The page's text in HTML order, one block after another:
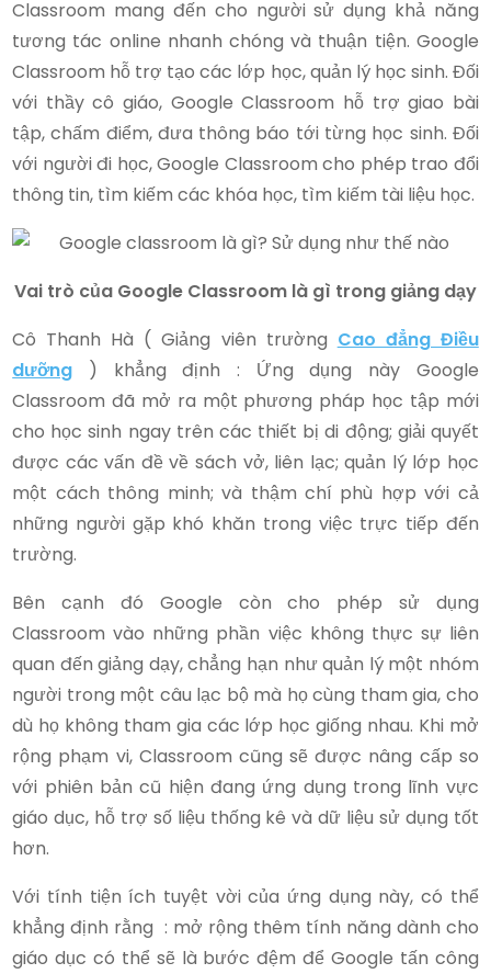
Classroom mang đến cho người sử dụng khả năng
tương tác online nhanh chóng và thuận tiện. Google
Classroom hỗ trợ tạo các lớp học, quản lý học sinh. Đối
với thầy cô giáo, Google Classroom hỗ trợ giao bài
tập, chấm điểm, đưa thông báo tới từng học sinh. Đối
với người đi học, Google Classroom cho phép trao đổi
thông tin, tìm kiếm các khóa học, tìm kiếm tài liệu học.
Vai trò của Google Classroom là gì trong giảng dạy
Cô Thanh Hà ( Giảng viên trường Cao đẳng Điều
dưỡng ) khẳng định : Ứng dụng này Google
Classroom đã mở ra một phương pháp học tập mới
cho học sinh ngay trên các thiết bị di động; giải quyết
được các vấn đề về sách vở, liên lạc; quản lý lớp học
một cách thông minh; và thậm chí phù hợp với cả
những người gặp khó khăn trong việc trực tiếp đến
trường.
Bên cạnh đó Google còn cho phép sử dụng
Classroom vào những phần việc không thực sự liên
quan đến giảng dạy, chẳng hạn như quản lý một nhóm
người trong một câu lạc bộ mà họ cùng tham gia, cho
dù họ không tham gia các lớp học giống nhau. Khi mở
rộng phạm vi, Classroom cũng sẽ được nâng cấp so
với phiên bản cũ hiện đang ứng dụng trong lĩnh vực
giáo dục, hỗ trợ số liệu thống kê và dữ liệu sử dụng tốt
hơn.
Với tính tiện ích tuyệt vời của ứng dụng này, có thể
khẳng định rằng : mở rộng thêm tính năng dành cho
giáo dục có thể sẽ là bước đệm để Google tấn công